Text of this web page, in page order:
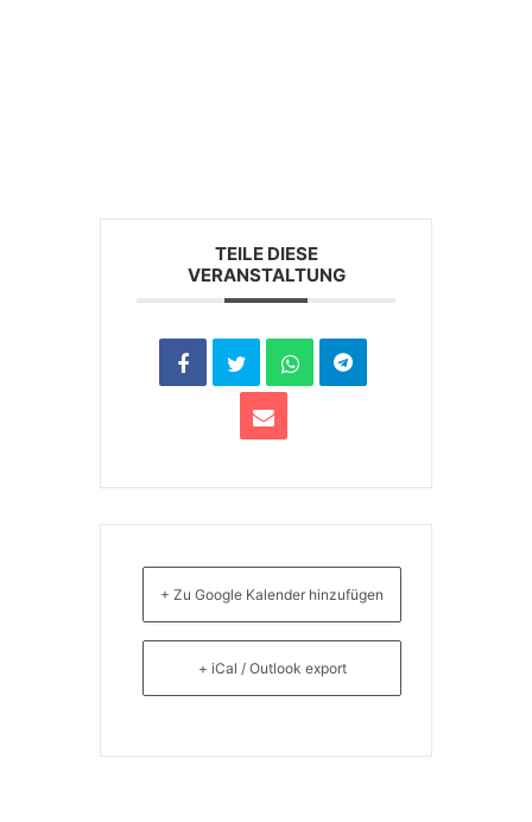
TEILE DIESE
VERANSTALTUNG
+ Zu Google Kalender hinzufügen
+ iCal / Outlook export